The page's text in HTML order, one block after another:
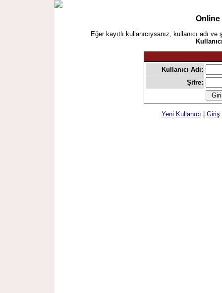
Online
Eğer kayıtlı kullanıcıysanız, kullanıcı adı
Kullanıcı Adı:
Şifre:
Yeni Kullanıcı | Giriş